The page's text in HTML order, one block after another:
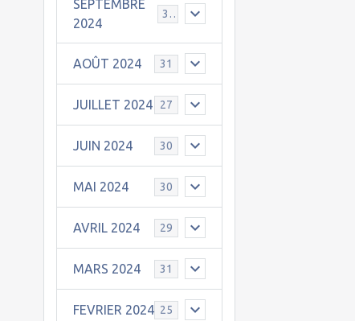
SEPTEMBRE
2024
30
AOÛT 2024 31
JUILLET 2024 27
JUIN 2024 30
MAI 2024 30
AVRIL 2024 29
MARS 2024 31
FEVRIER 2024 25